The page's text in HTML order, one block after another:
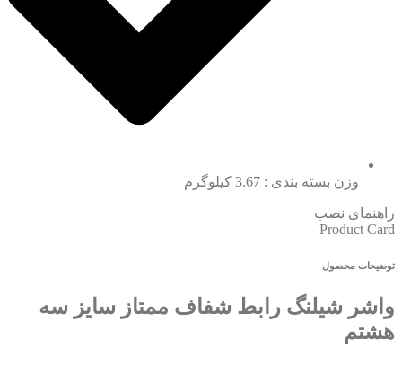
وزن بسته بندی : 3.67 کیلوگرم
راهنمای نصب
Product Card
توضیحات محصول
واشر شيلنگ رابط شفاف ممتاز سايز سه
هشتم